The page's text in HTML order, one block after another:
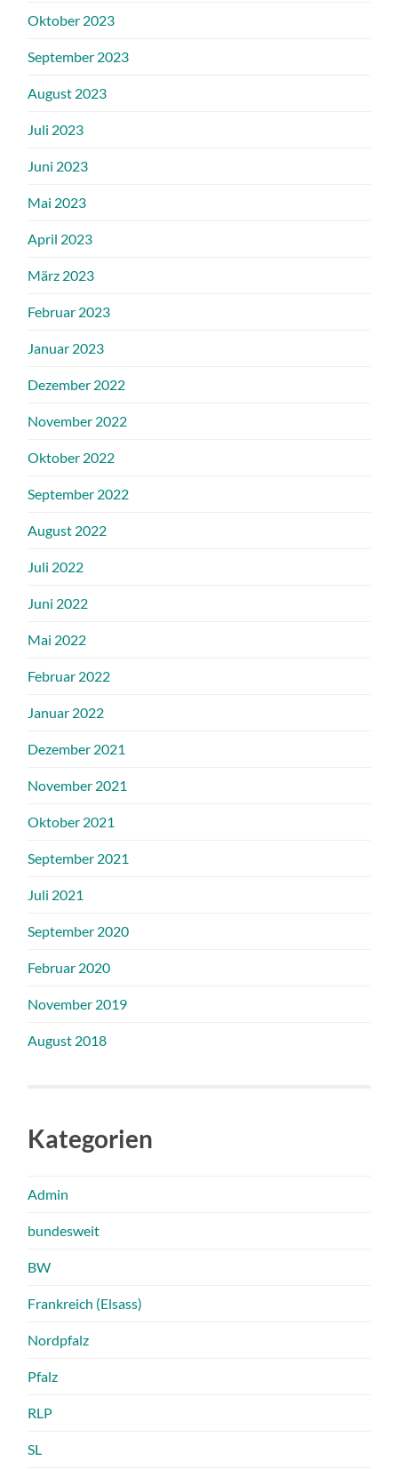
Oktober 2023
September 2023
August 2023
Juli 2023
Juni 2023
Mai 2023
April 2023
März 2023
Februar 2023
Januar 2023
Dezember 2022
November 2022
Oktober 2022
September 2022
August 2022
Juli 2022
Juni 2022
Mai 2022
Februar 2022
Januar 2022
Dezember 2021
November 2021
Oktober 2021
September 2021
Juli 2021
September 2020
Februar 2020
November 2019
August 2018
Kategorien
Admin
bundesweit
BW
Frankreich (Elsass)
Nordpfalz
Pfalz
RLP
SL